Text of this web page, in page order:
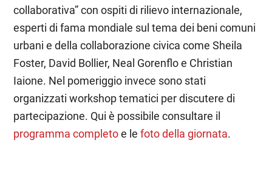
collaborativa” con ospiti di rilievo internazionale,
esperti di fama mondiale sul tema dei beni comuni
urbani e della collaborazione civica come Sheila
Foster, David Bollier, Neal Gorenflo e Christian
Iaione. Nel pomeriggio invece sono stati
organizzati workshop tematici per discutere di
partecipazione. Qui è possibile consultare il
programma completoe lefoto della giornata.